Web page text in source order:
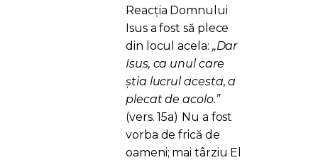
Reacția Domnului
Isus a fost să plece
din locul acela: „Dar
Isus, ca unul care
ştia lucrul acesta, a
plecat de acolo.”
(vers. 15a) Nu a fost
vorba de frică de
oameni; mai târziu El